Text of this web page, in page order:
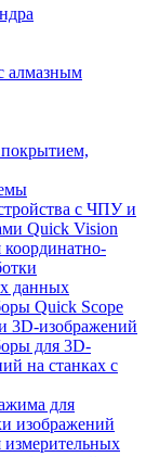
алмазным
с ЧПУ и
Quick Vision
данных
Quick Scope
3D-изображений
для 3D-
на станках с
для
изображений